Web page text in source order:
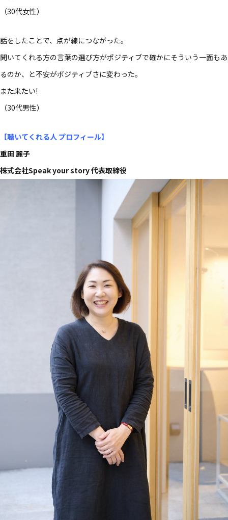
（30​代女性）​
話を​した​ことで、​点が​線に​つながった。​
聞いてくれる​方の​言葉の​選び方が​ポジティブで​確かに​そういう​一面も​あ
るのか、と​不安が​ポジティブさに​変わった。​
また​来たい​!
​（30​代男性）​
【聴いてくれる​人 プロフィール】
重田 麗子
株式会社Speak your story 代表取締役